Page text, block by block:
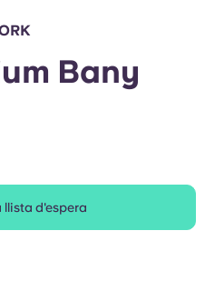
Bany
llista d'espera